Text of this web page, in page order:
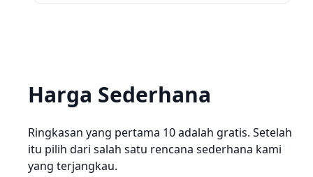
Harga Sederhana
Ringkasan yang pertama 10 adalah gratis. Setelah
itu pilih dari salah satu rencana sederhana kami
yang terjangkau.